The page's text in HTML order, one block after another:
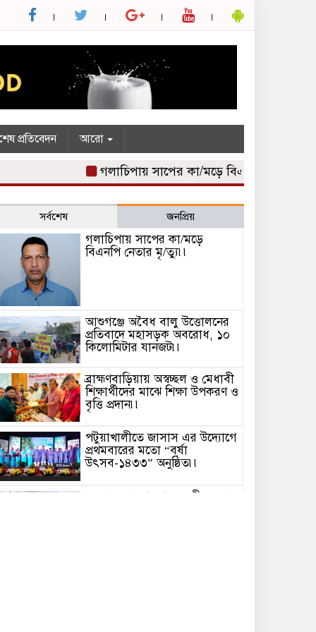
প্রতিবেদন আরো
গলাচিপায় সাপের কা/মড়ে বিএনপি নেতার মৃ/
সর্বশেষ জনপ্রিয়
গলাচিপায় সাপের কা/মড়ে
বিএনপি নেতার মৃ/ত্যু৷৷
আশুগঞ্জে অবৈধ বালু উত্তোলনের
প্রতিবাদে মহাসড়ক অবরোধ, ১০
কিলোমিটার যানজট৷৷
ব্রাহ্মণবাড়িয়ায় অস্বচ্ছল ও মেধাবী
শিক্ষার্থীদের মাঝে শিক্ষা উপকরণ ও
বৃত্তি প্রদান৷৷
পটুয়াখালীতে জাসাস এর উদ্যোগে
প্রথমবারের মতো “বর্ষা
উৎসব-১৪৩৩” অনুষ্ঠিত৷৷
সংবাদ প্রকাশের পর বদলী হলো